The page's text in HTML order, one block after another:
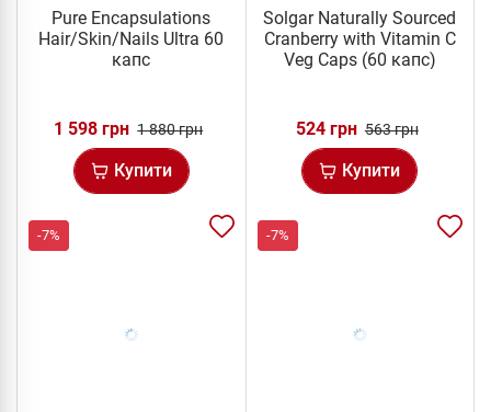
Pure Encapsulations
Hair/Skin/Nails Ultra 60
капс
1 598 грн 1 880 грн
Купити
Solgar Naturally Sourced
Cranberry with Vitamin C
Veg Caps (60 капс)
524 грн 563 грн
Купити
-7% -7%